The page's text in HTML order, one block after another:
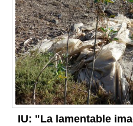
IU: "La lamentable